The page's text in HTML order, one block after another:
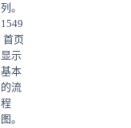
列。
1549
首页
显示
基本
的流
程
图。